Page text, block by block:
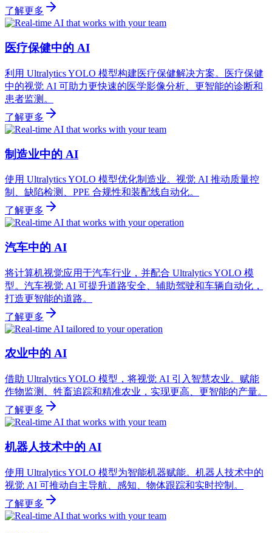
了解更多
医疗保健中的 AI
利用 Ultralytics YOLO 模型构建医疗保健解决方案。医疗保健
中的视觉 AI 可助力更快速的医学影像分析、更智能的诊断和
患者监测。
了解更多
制造业中的 AI
使用 Ultralytics YOLO 模型优化制造业。视觉 AI 推动质量控
制、缺陷检测、PPE 合规性和装配线自动化。
了解更多
汽车中的 AI
将计算机视觉应用于汽车行业，并配合 Ultralytics YOLO 模
型。汽车视觉 AI 可提升道路安全、辅助驾驶和车辆自动化，
打造更智能的道路。
了解更多
农业中的 AI
借助 Ultralytics YOLO 模型，将视觉 AI 引入智慧农业。赋能
作物监测、牲畜追踪和精准农业，实现更高、更智能的产量。
了解更多
机器人技术中的 AI
使用 Ultralytics YOLO 模型为智能机器赋能。机器人技术中的
视觉 AI 可推动自主导航、感知、物体跟踪和实时控制。
了解更多